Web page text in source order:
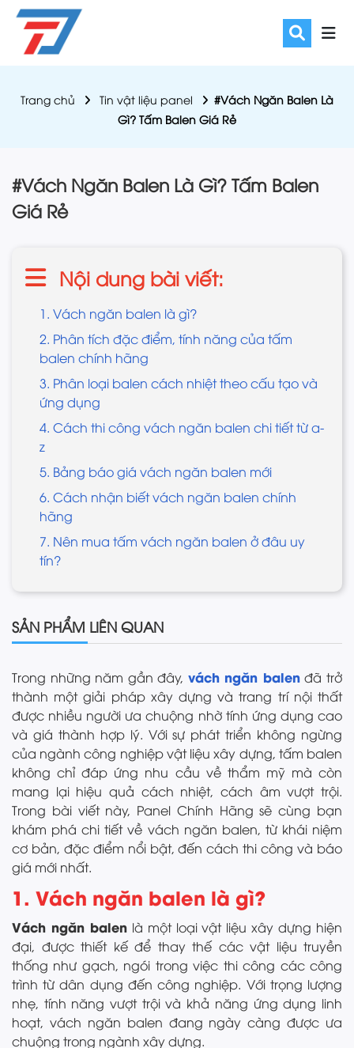
Trang chủ Tin vật liệu panel
#Vách Ngăn Balen Là
Gì? Tấm Balen Giá Rẻ
#Vách Ngăn Balen Là Gì? Tấm Balen
Giá Rẻ
Nội dung bài viết:
1. Vách ngăn balen là gì?
2. Phân tích đặc điểm, tính năng của tấm
balen chính hãng
3. Phân loại balen cách nhiệt theo cấu tạo và
ứng dụng
4. Cách thi công vách ngăn balen chi tiết từ a-
z
5. Bảng báo giá vách ngăn balen mới
6. Cách nhận biết vách ngăn balen chính
hãng
7. Nên mua tấm vách ngăn balen ở đâu uy
tín?
SẢN PHẨM LIÊN QUAN
Trong những năm gần đây, vách ngăn balenđã trở
thành một giải pháp xây dựng và trang trí nội thất
được nhiều người ưa chuộng nhờ tính ứng dụng cao
và giá thành hợp lý. Với sự phát triển không ngừng
của ngành công nghiệp vật liệu xây dựng, tấm balen
không chỉ đáp ứng nhu cầu về thẩm mỹ mà còn
mang lại hiệu quả cách nhiệt, cách âm vượt trội.
Trong bài viết này, Panel Chính Hãng sẽ cùng bạn
khám phá chi tiết về vách ngăn balen, từ khái niệm
cơ bản, đặc điểm nổi bật, đến cách thi công và báo
giá mới nhất.
1. Vách ngăn balen là gì?
Vách ngăn balenlà một loại vật liệu xây dựng hiện
đại, được thiết kế để thay thế các vật liệu truyền
thống như gạch, ngói trong việc thi công các công
trình từ dân dụng đến công nghiệp. Với trọng lượng
nhẹ, tính năng vượt trội và khả năng ứng dụng linh
hoạt, vách ngăn balen đang ngày càng được ưa
chuộng trong ngành xây dựng.